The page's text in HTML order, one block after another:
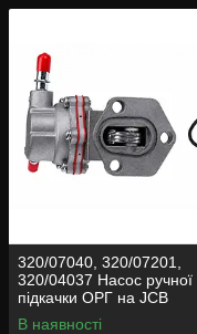
320/07040, 320/07201,
320/04037 Насос ручної
підкачки ОРГ на JCB
В наявності